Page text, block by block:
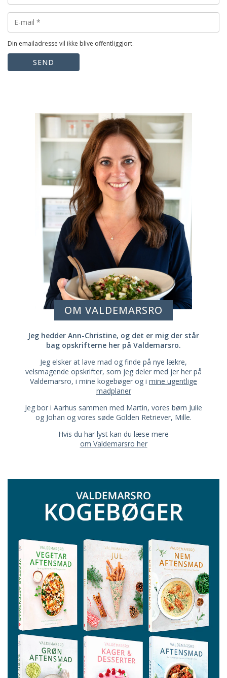
Din emailadresse vil ikke blive offentliggjort.
SEND
OM VALDEMARSRO
Jeg hedder Ann-Christine, og det er mig der står
bag opskrifterne her på Valdemarsro.
Jeg elsker at lave mad og finde på nye lækre,
velsmagende opskrifter, som jeg deler med jer her på
Valdemarsro, i mine kogebøger og i mine ugentlige
madplaner
Jeg bor i Aarhus sammen med Martin, vores børn Julie
og Johan og vores søde Golden Retriever, Mille.
Hvis du har lyst kan du læse mere
om Valdemarsro her